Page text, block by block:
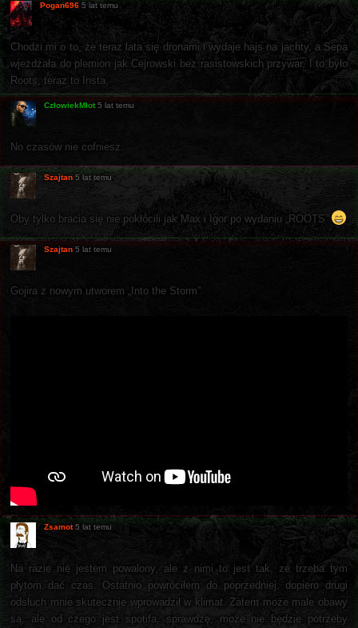
Pogan696 5 lat temu
Chodzi mi o to, że teraz lata się dronami i wydaje hajs na jachty, a Sepa
wjeżdżała do plemion jak Cejrowski bez rasistowskich przywar. I to było
Roots, teraz to Insta.
CzłowiekMłot 5 lat temu
No czasów nie cofniesz.
Szajtan 5 lat temu
Oby tylko bracia się nie pokłócili jak Max i Igor po wydaniu „ROOTS”
Szajtan 5 lat temu
Gojira z nowym utworem „Into the Storm”
Zsamot 5 lat temu
Na razie nie jestem powalony, ale z nimi to jest tak, ze trzeba tym
płytom dać czas. Ostatnio powróciłem do poprzedniej, dopiero drugi
odsłuch mnie skutecznie wprowadził w klimat. Zatem może male obawy
są, ale od czego jest spotifa, sprawdzę, może nie będzie potrzeby